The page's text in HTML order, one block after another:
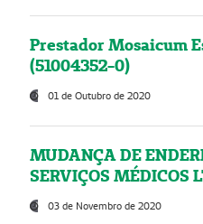
Prestador Mosaicum
(51004352-0)
01 de Outubro de 2020
MUDANÇA DE
SERVIÇOS MÉDICOS
03 de Novembro de 2020